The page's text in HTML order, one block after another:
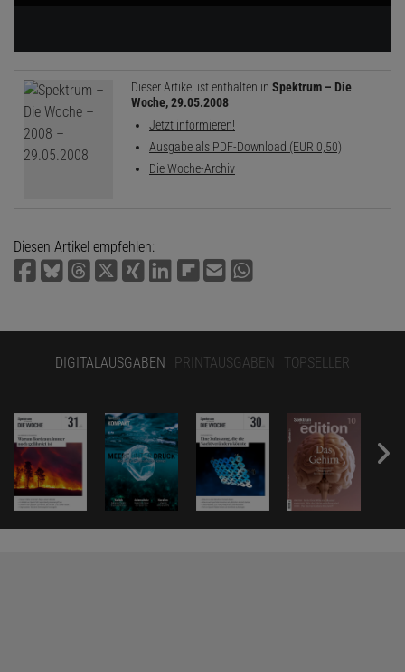
Dieser Artikel ist enthalten in Spektrum – Die
Woche, 29.05.2008
Jetzt informieren!
Ausgabe als PDF-Download (EUR 0,50)
Die Woche-Archiv
Diesen Artikel empfehlen:
DIGITALAUSGABEN PRINTAUSGABEN TOPSELLER